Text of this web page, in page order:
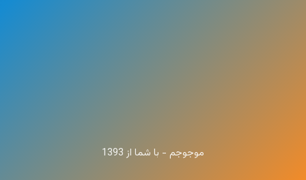
موجوجم - با شما از 1393